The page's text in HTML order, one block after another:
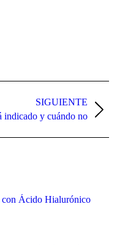
SIGUIENTE
indicado y cuándo no
con Ácido Hialurónico